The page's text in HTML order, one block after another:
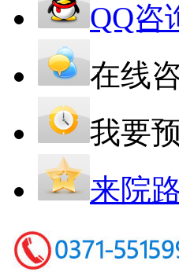
QQ咨
在线
我要
来院